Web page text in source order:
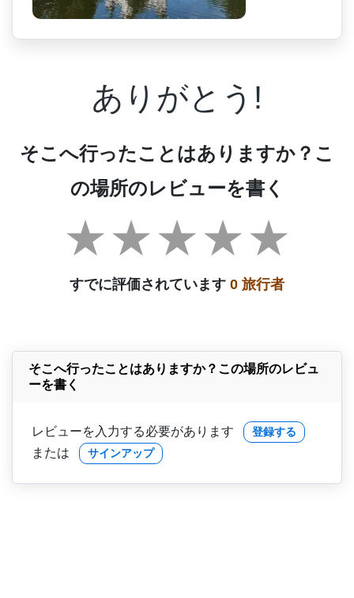
ありがとう!
そこへ行ったことはありますか？こ
の場所のレビューを書く
すでに評価されています 0 旅行者
そこへ行ったことはありますか？この場所のレビュ
ーを書く
レビューを入力する必要があります 登録する
または サインアップ